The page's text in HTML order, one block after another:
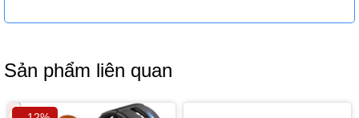
Sản phẩm liên quan